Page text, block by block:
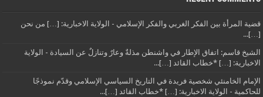
قضية المرأة بين الفكر الغربي والفكر الإسلامي - الولاية الاخبارية: […] من نحن
[…]...
الشيخ قاسم: اتفاق الإطار في واشنطن مذلةٌ وعارٌ وتنازلٌ عن السيادة - الولاية
الاخبارية: […] *خطاب القائد […]...
الإمام الخامنئي شخصية فريدة في التاريخ السياسي الإسلامي وقدّم نموذجًا
للحاكمية - الولاية الاخبارية: […] *خطاب القائد […]...